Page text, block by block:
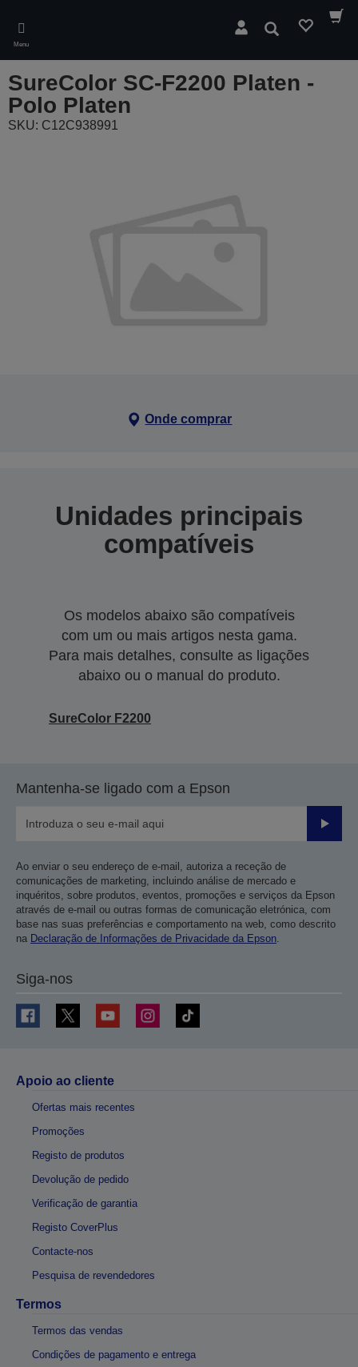
main
content
Menu
Pesquisar
SureColor SC-F2200 Platen -
Polo Platen
SKU: C12C938991
Onde comprar
Unidades principais
compatíveis
Os modelos abaixo são compatíveis
com um ou mais artigos nesta gama.
Para mais detalhes, consulte as ligações
abaixo ou o manual do produto.
SureColor F2200
Mantenha-se ligado com a Epson
Enviar
Ao enviar o seu endereço de e-mail, autoriza a receção de
comunicações de marketing, incluindo análise de mercado e
inquéritos, sobre produtos, eventos, promoções e serviços da Epson
através de e-mail ou outras formas de comunicação eletrónica, com
base nas suas preferências e comportamento na web, como descrito
na Declaração de Informações de Privacidade da Epson
Siga-nos
Apoio ao cliente
Ofertas mais recentes
Promoções
Registo de produtos
Devolução de pedido
Verificação de garantia
Registo CoverPlus
Contacte-nos
Pesquisa de revendedores
Termos
Termos das vendas
Condições de pagamento e entrega